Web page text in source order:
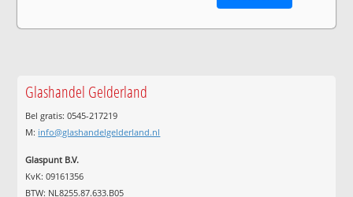
Glashandel Gelderland
Bel gratis: 0545-217219
M: info@glashandelgelderland.nl
Glaspunt B.V.
KvK: 09161356
BTW: NL8255.87.633.B05